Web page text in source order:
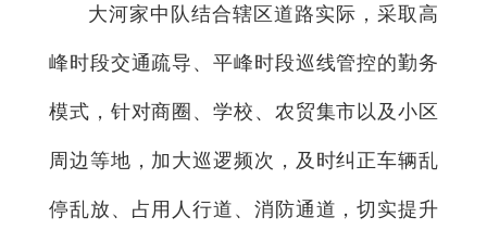
大河家中队结合辖区道路实际，采取高
峰时段交通疏导、平峰时段巡线管控的勤务
模式，针对商圈、学校、农贸集市以及小区
周边等地，加大巡逻频次，及时纠正车辆乱
停乱放、占用人行道、消防通道，切实提升